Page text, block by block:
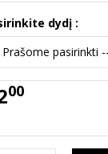
dydį :
00